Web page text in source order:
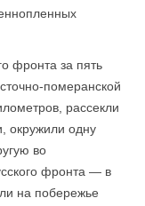
фронта за пять
померанской
рассекли
окружили одну
во
фронта — в
на побережье